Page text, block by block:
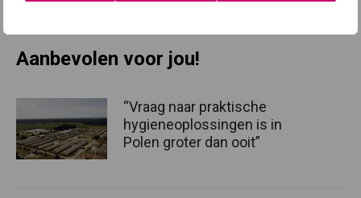
Aanbevolen voor jou!
“Vraag naar praktische
hygieneoplossingen is in
Polen groter dan ooit”